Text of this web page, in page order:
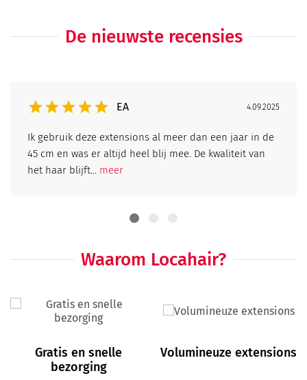
De nieuwste recensies
EA 4.09.2025
Ik gebruik deze extensions al meer dan een jaar in de
45 cm en was er altijd heel blij mee. De kwaliteit van
het haar blijft... meer
Waarom Locahair?
Gratis en snelle
bezorging
Volumineuze extensions